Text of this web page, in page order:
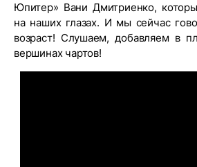
Юпитер» Вани Дмитриенко,
на наших глазах. И мы сейчас
возраст! Слушаем, добавляем в
вершинах чартов!